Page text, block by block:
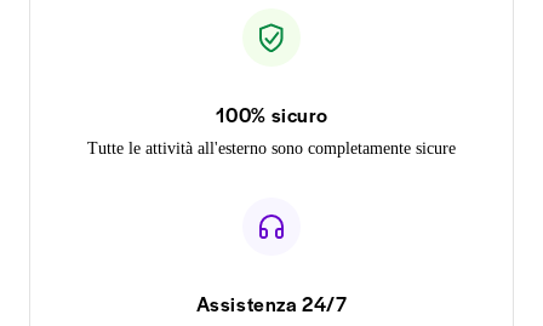
100% sicuro
Tutte le attività all'esterno sono completamente sicure
Assistenza 24/7